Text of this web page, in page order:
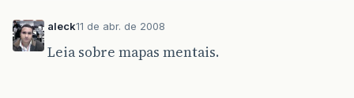
aleck11 de abr. de 2008
Leia sobre mapas mentais.